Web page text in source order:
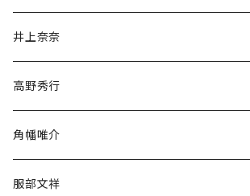
文学・小説・物語
随筆・ノンフィクション・その他
井上奈奈
高野秀行
角幡唯介
服部文祥